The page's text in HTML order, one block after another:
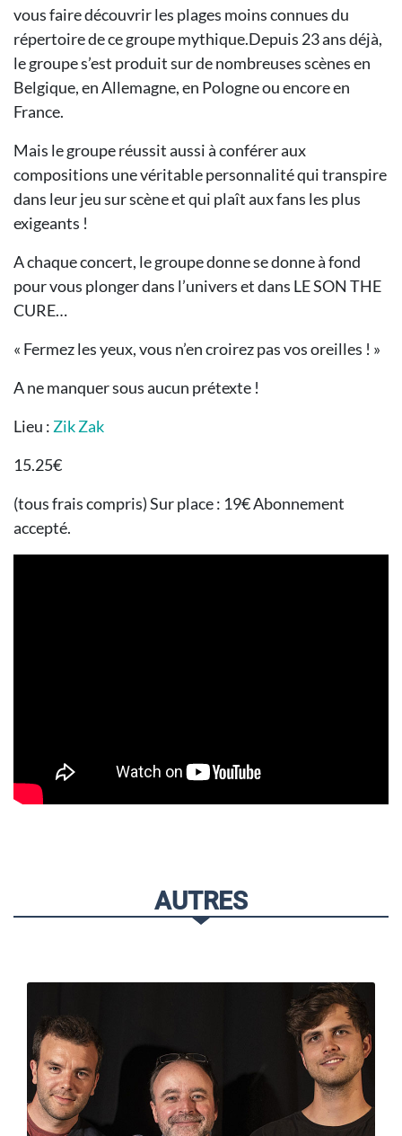
vous faire découvrir les plages moins connues du
répertoire de ce groupe mythique.Depuis 23 ans déjà,
le groupe s’est produit sur de nombreuses scènes en
Belgique, en Allemagne, en Pologne ou encore en
France.
Mais le groupe réussit aussi à conférer aux
compositions une véritable personnalité qui transpire
dans leur jeu sur scène et qui plaît aux fans les plus
exigeants !
A chaque concert, le groupe donne se donne à fond
pour vous plonger dans l’univers et dans LE SON THE
CURE…
« Fermez les yeux, vous n’en croirez pas vos oreilles ! »
A ne manquer sous aucun prétexte !
Lieu : Zik Zak
15.25€
(tous frais compris) Sur place : 19€ Abonnement
accepté.
AUTRES